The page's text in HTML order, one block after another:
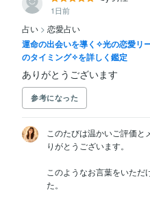
1日前
占い > 恋愛占い
運命の出会いを導く✧光の恋愛リ
のタイミング✧を詳しく鑑定
ありがとうございます
参考になった
このたびは温かいご評価
りがとうございます。
このようなお言葉をいただ
た。